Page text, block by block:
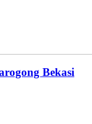
Bekasi